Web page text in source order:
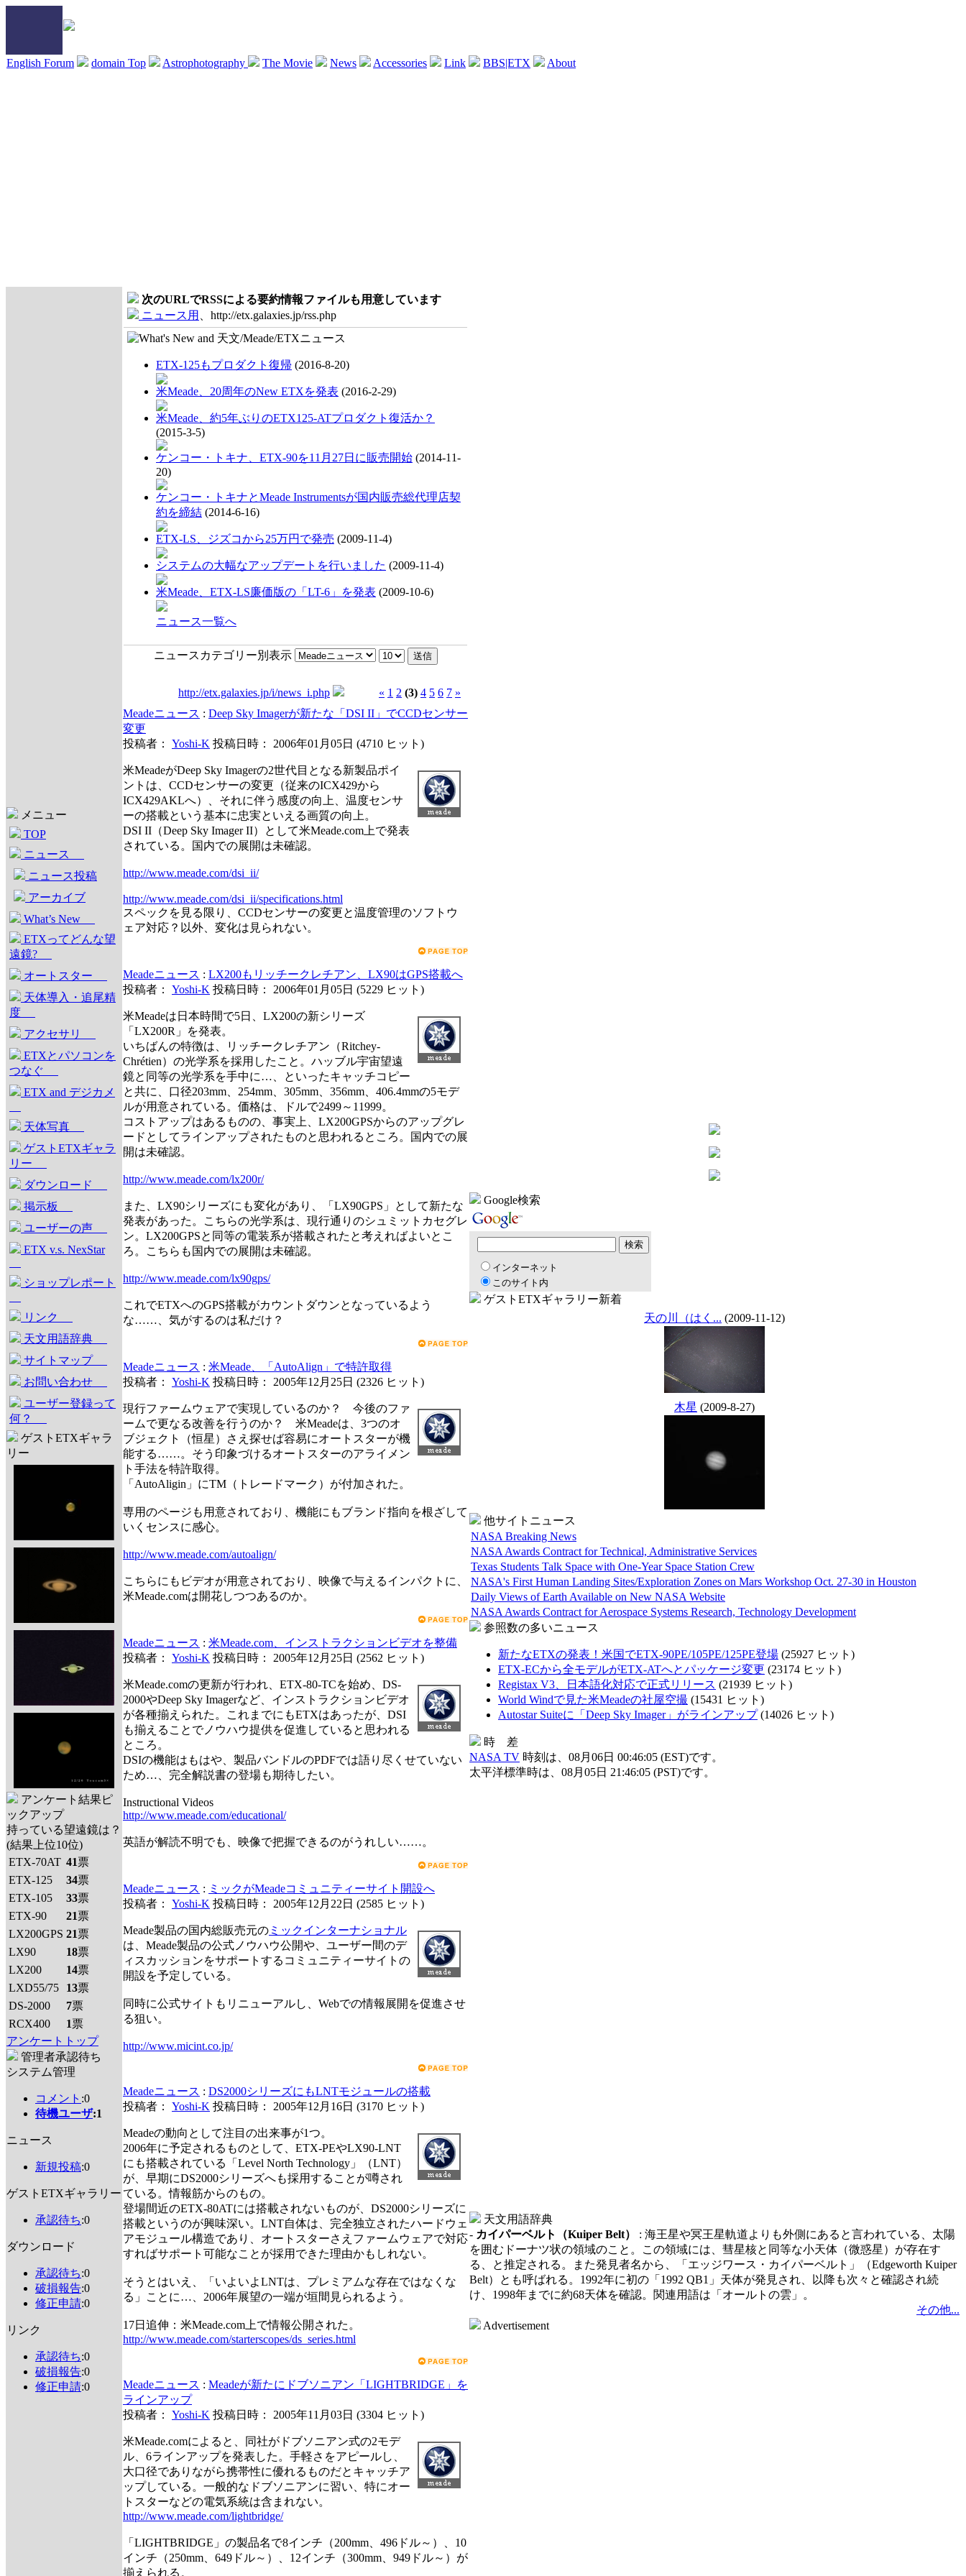
English Forum domain Top Astrophotography The Movie News Accessories Link BBS|ETX About
メニュー
TOP
ニュース
ニュース投稿
アーカイブ
What’s New
ETXってどんな望
遠鏡?
オートスター
天体導入・追尾精
度
アクセサリ
ETXとパソコンを
つなぐ
ETX and デジカメ
天体写真
ゲストETXギャラ
リー
ダウンロード
掲示板
ユーザーの声
ETX v.s. NexStar
ショップレポート
リンク
天文用語辞典
サイトマップ
お問い合わせ
ユーザー登録って
何？
ゲストETXギャラ
リー
アンケート結果ピ
ックアップ
持っている望遠鏡は？
(結果上位10位)
ETX-70AT 41票
ETX-125
34票
ETX-105
33票
ETX-90
21票
LX200GPS 21票
LX90
18票
LX200
14票
LXD55/75
13票
DS-2000
7票
RCX400
1票
アンケートトップ
管理者承認待ち
システム管理
コメント :0
待機ユーザ:1
ニュース
新規投稿:0
ゲストETXギャラリー
承認待ち:0
ダウンロード
承認待ち:0
破損報告:0
修正申請:0
リンク
承認待ち:0
破損報告:0
修正申請:0
次のURLでRSSによる要約情報ファイルも用意しています
ニュース用
、http://etx.galaxies.jp/rss.php
ETX-125もプロダクト復帰 (2016-8-20)
米Meade、20周年のNew ETXを発表 (2016-2-29)
米Meade、約5年ぶりのETX125-ATプロダクト復活か？
(2015-3-5)
ケンコー・トキナ、ETX-90を11月27日に販売開始 (2014-11-
20)
ケンコー・トキナとMeade Instrumentsが国内販売総代理店契
約を締結 (2014-6-16)
ETX-LS、ジズコから25万円で発売 (2009-11-4)
システムの大幅なアップデートを行いました (2009-11-4)
米Meade、ETX-LS廉価版の「LT-6」を発表 (2009-10-6)
ニュース一覧へ
ニュースカテゴリー別表示
http://etx.galaxies.jp/i/news_i.php « 1 2 (3) 4 5 6 7 »
Meadeニュース : Deep Sky Imagerが新たな「DSI II」でCCDセンサー
変更
投稿者： Yoshi-K 投稿日時： 2006年01月05日 (4710 ヒット )
米MeadeがDeep Sky Imagerの2世代目となる新製品ポイ
ントは、CCDセンサーの変更（従来のICX429から
ICX429AKLへ）、それに伴う感度の向上、温度センサ
ーの搭載という基本に忠実といえる画質の向上。
DSI II（Deep Sky Imager II）として米Meade.com上で発表
されている。国内での展開は未確認。
http://www.meade.com/dsi_ii/
http://www.meade.com/dsi_ii/specifications.html
スペックを見る限り、CCDセンサーの変更と温度管理のソフトウ
ェア対応？以外、変化は見られない。
Meadeニュース : LX200もリッチークレチアン、LX90はGPS搭載へ
投稿者： Yoshi-K 投稿日時： 2006年01月05日 (5229 ヒット )
米Meadeは日本時間で5日、LX200の新シリーズ
「LX200R」を発表。
いちばんの特徴は、リッチークレチアン（Ritchey-
Chrétien）の光学系を採用したこと。ハッブル宇宙望遠
鏡と同等の光学系を手中に…、といったキャッチコピー
と共に、口径203mm、254mm、305mm、356mm、406.4mmの5モデ
ルが用意されている。価格は、ドルで2499～11999。
コストアップはあるものの、事実上、LX200GPSからのアップグレ
ードとしてラインアップされたものと思われるところ。国内での展
開は未確認。
http://www.meade.com/lx200r/
また、LX90シリーズにも変化があり、「LX90GPS」として新たな
発表があった。こちらの光学系は、現行通りのシュミットカセグレ
ン。LX200GPSと同等の電装系が搭載されたと考えればよいとこ
ろ。こちらも国内での展開は未確認。
http://www.meade.com/lx90gps/
これでETXへのGPS搭載がカウントダウンとなっているよう
な……、気がするのは私だけ？
Meadeニュース : 米Meade、「AutoAlign」で特許取得
投稿者： Yoshi-K 投稿日時： 2005年12月25日 (2326 ヒット )
現行ファームウェアで実現しているのか？ 今後のファ
ームで更なる改善を行うのか？ 米Meadeは、3つのオ
ブジェクト（恒星）さえ探せば容易にオートスターが機
能する……。そう印象づけるオートスターのアライメン
ト手法を特許取得。
「AutoAligin」にTM（トレードマーク）が付加された。
専用のページも用意されており、機能にもブランド指向を根ざして
いくセンスに感心。
http://www.meade.com/autoalign/
こちらにもビデオが用意されており、映像で与えるインパクトに、
米Meade.comは開花しつつあるのか。
Meadeニュース : 米Meade.com、インストラクションビデオを整備
投稿者： Yoshi-K 投稿日時： 2005年12月25日 (2562 ヒット )
米Meade.comの更新が行われ、ETX-80-TCを始め、DS-
2000やDeep Sky Imagerなど、インストラクションビデオ
が各種揃えられた。これまでにもETXはあったが、DSI
も揃えることでノウハウ提供を促進していると思われる
ところ。
DSIの機能はもはや、製品バンドルのPDFでは語り尽くせていない
ため…、完全解説書の登場も期待したい。
Instructional Videos
http://www.meade.com/educational/
英語が解読不明でも、映像で把握できるのがうれしい……。
Meadeニュース : ミックがMeadeコミュニティーサイト開設へ
投稿者： Yoshi-K 投稿日時： 2005年12月22日 (2585 ヒット )
Meade製品の国内総販売元の ミックインターナショナル
は、Meade製品の公式ノウハウ公開や、ユーザー間のデ
ィスカッションをサポートするコミュニティーサイトの
開設を予定している。
同時に公式サイトもリニューアルし、Webでの情報展開を促進させ
る狙い。
http://www.micint.co.jp/
Meadeニュース : DS2000シリーズにもLNTモジュールの搭載
投稿者： Yoshi-K 投稿日時： 2005年12月16日 (3170 ヒット )
Meadeの動向として注目の出来事が1つ。
2006年に予定されるものとして、ETX-PEやLX90-LNT
にも搭載されている「Level North Technology」（LNT）
が、早期にDS2000シリーズへも採用することが噂され
ている。情報筋からのもの。
登場間近のETX-80ATには搭載されないものが、DS2000シリーズに
搭載というのが興味深い。LNT自体は、完全独立されたハードウェ
アモジュール構造であり、オートスターさえファームウェアで対応
すればサポート可能なことが採用できた理由かもしれない。
そうとはいえ、「いよいよLNTは、プレミアムな存在ではなくな
る」ことに…、2006年展望の一端が垣間見られるよう。
17日追伸：米Meade.com上で情報公開された。
http://www.meade.com/starterscopes/ds_series.html
Meadeニュース : Meadeが新たにドブソニアン「LIGHTBRIDGE」を
ラインアップ
投稿者： Yoshi-K 投稿日時： 2005年11月03日 (3304 ヒット )
米Meade.comによると、同社がドブソニアン式の2モデ
ル、6ラインアップを発表した。手軽さをアピールし、
大口径でありながら携帯性に優れるものだとキャッチア
ップしている。一般的なドブソニアンに習い、特にオー
トスターなどの電気系統は含まれない。
http://www.meade.com/lightbridge/
「LIGHTBRIDGE」の製品名で8インチ（200mm、496ドル～）、10
インチ（250mm、649ドル～）、12インチ（300mm、949ドル～）が
揃えられる。
Google検索
インターネット
このサイト内
ゲストETXギャラリー新着
天の川（はく... (2009-11-12)
木星 (2009-8-27)
他サイトニュース
NASA Breaking News
NASA Awards Contract for Technical, Administrative Services
Texas Students Talk Space with One-Year Space Station Crew
NASA's First Human Landing Sites/Exploration Zones on Mars Workshop Oct. 27-30 in Houston
Daily Views of Earth Available on New NASA Website
NASA Awards Contract for Aerospace Systems Research, Technology Development
参照数の多いニュース
新たなETXの発表！米国でETX-90PE/105PE/125PE登場 (25927 ヒット)
ETX-ECから全モデルがETX-ATへとパッケージ変更 (23174 ヒット)
Registax V3、日本語化対応で正式リリース (21939 ヒット)
World Windで見た米Meadeの社屋空撮 (15431 ヒット)
Autostar Suiteに「Deep Sky Imager」がラインアップ(14026 ヒット)
時 差
NASA TV 時刻は、08月06日 00:46:05 (EST)です。
太平洋標準時は、08月05日 21:46:05 (PST)です。
天文用語辞典
- カイパーベルト（Kuiper Belt）
: 海王星や冥王星軌道よりも外側にあると言われている、太陽
を囲むドーナツ状の領域のこと。この領域には、彗星核と同等な小天体（微惑星）が存在す
る、と推定される。また発見者名から、「エッジワース・カイパーベルト」（Edgeworth Kuiper
Belt）とも呼ばれる。1992年に初の「1992 QB1」天体が発見され、以降も次々と確認され続
け、1998年までに約68天体を確認。関連用語は「オールトの雲」。
その他...
Advertisement